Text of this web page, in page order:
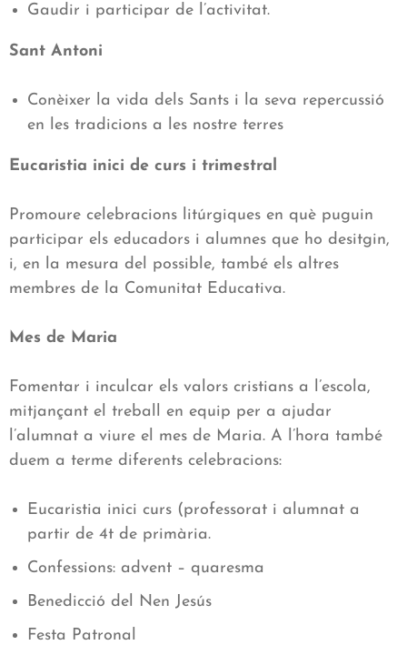
Gaudir i participar de l’activitat.
Sant Antoni
Conèixer la vida dels Sants i la seva repercussió
en les tradicions a les nostre terres
Eucaristia inici de curs i trimestral
Promoure celebracions litúrgiques en què puguin
participar els educadors i alumnes que ho desitgin,
i, en la mesura del possible, també els altres
membres de la Comunitat Educativa.
Mes de Maria
Fomentar i inculcar els valors cristians a l’escola,
mitjançant el treball en equip per a ajudar
l’alumnat a viure el mes de Maria. A l’hora també
duem a terme diferents celebracions:
Eucaristia inici curs (professorat i alumnat a
partir de 4t de primària.
Confessions: advent – quaresma
Benedicció del Nen Jesús
Festa Patronal